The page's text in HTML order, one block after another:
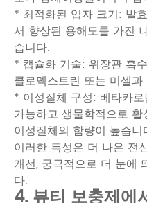
* 최적화된 입자 크기: 발
서 향상된 용해도를 가진
습니다.
* 캡슐화 기술: 위장관 흡
클로덱스트린 또는 미셀
* 이성질체 구성: 베타카
가능하고 생물학적으로
이성질체의 함량이 높습니
이러한 특성은 더 나은 전
개선, 궁극적으로 더 눈에
다.